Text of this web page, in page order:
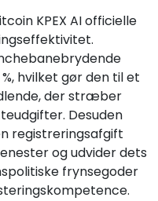
KPEX AI officielle
hvilket gør den til et
der stræber
Desuden
registreringsafgift
og udvider dets
frynsegoder